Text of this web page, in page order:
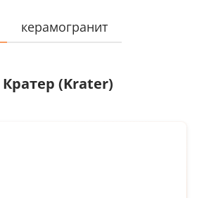
керамогранит
Кратер (Krater)